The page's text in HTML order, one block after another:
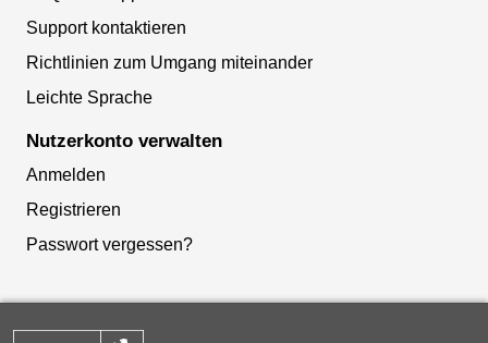
Support kontaktieren
Richtlinien zum Umgang miteinander
Leichte Sprache
Nutzerkonto verwalten
Anmelden
Registrieren
Passwort vergessen?